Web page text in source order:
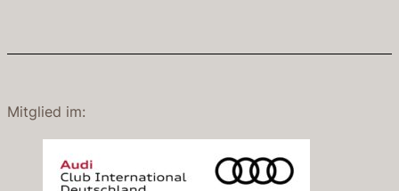
Mitglied im: